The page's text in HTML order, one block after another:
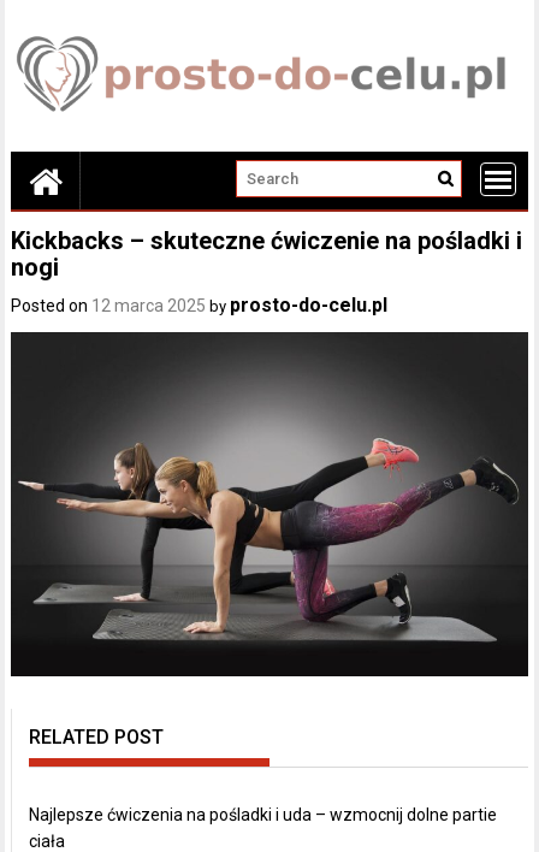
content
Kickbacks – skuteczne ćwiczenie na pośladki i
nogi
Posted on 12 marca 2025 by prosto-do-celu.pl
RELATED POST
Najlepsze ćwiczenia na pośladki i uda – wzmocnij dolne partie
ciała